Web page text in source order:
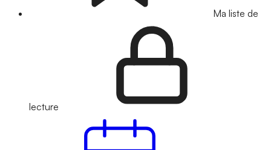
Ma liste de
lecture